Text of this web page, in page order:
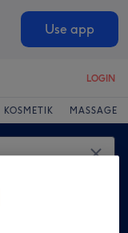
Use app
LOGIN
KOSMETIK MASSAGE